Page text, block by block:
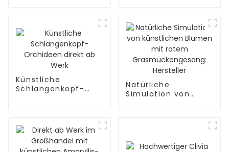
Künstliche
Schlangenkopf-
Natürliche
Simulation von
Grasmückengesang: